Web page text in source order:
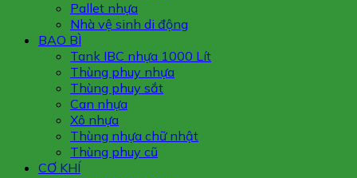
Pallet nhựa
Nhà vệ sinh di động
BAO BÌ
Tank IBC nhựa 1000 Lít
Thùng phuy nhựa
Thùng phuy sắt
Can nhựa
Xô nhựa
Thùng nhựa chữ nhật
Thùng phuy cũ
CƠ KHÍ